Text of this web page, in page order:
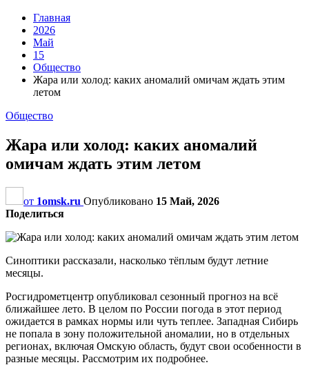
Главная
2026
Май
15
Общество
Жара или холод: каких аномалий омичам ждать этим
летом
Общество
Жара или холод: каких аномалий
омичам ждать этим летом
от 1omsk.ru Опубликовано 15 Май, 2026
Поделиться
Синоптики рассказали, насколько тёплым будут летние
месяцы.
Росгидрометцентр опубликовал сезонный прогноз на всё
ближайшее лето. В целом по России погода в этот период
ожидается в рамках нормы или чуть теплее. Западная Сибирь
не попала в зону положительной аномалии, но в отдельных
регионах, включая Омскую область, будут свои особенности в
разные месяцы. Рассмотрим их подробнее.